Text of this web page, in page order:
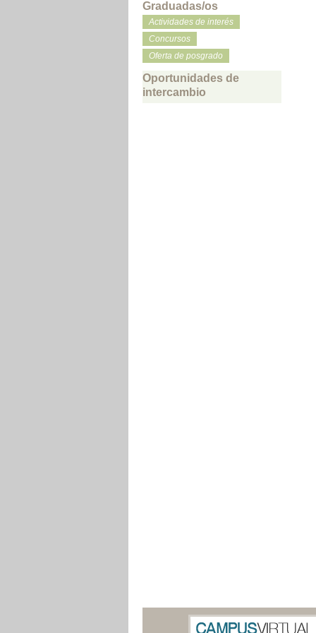
Graduadas/os
Actividades de interés
Concursos
Oferta de posgrado
Oportunidades de
intercambio